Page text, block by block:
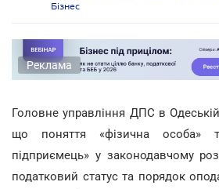
Бізнес
Реклама
Головне управління ДПС в
що поняття «фізична особа»
підприємець» у законодавчому
податковий статус та порядок